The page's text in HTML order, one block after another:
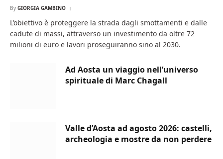
By GIORGIA GAMBINO
L’obiettivo è proteggere la strada dagli smottamenti e dalle
cadute di massi, attraverso un investimento da oltre 72
milioni di euro e lavori proseguiranno sino al 2030.
Ad Aosta un viaggio nell’universo
spirituale di Marc Chagall
Valle d’Aosta ad agosto 2026: castelli,
archeologia e mostre da non perdere